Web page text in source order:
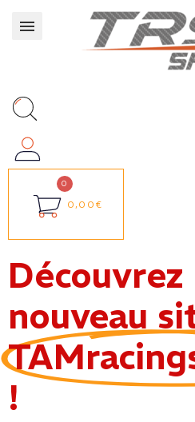
0,00€
nouveau
!